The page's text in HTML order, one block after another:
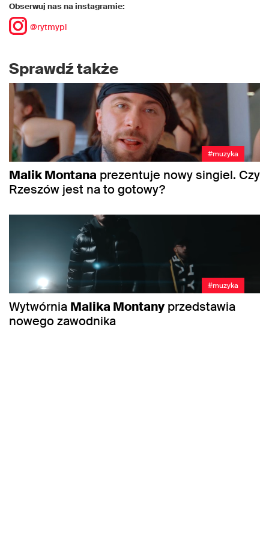
Obserwuj nas na instagramie:
@rytmypl
Sprawdź także
#muzyka
Malik Montana prezentuje nowy singiel. Czy
Rzeszów jest na to gotowy?
#muzyka
Wytwórnia Malika Montany przedstawia
nowego zawodnika